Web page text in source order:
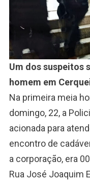
Um dos suspeitos
homem em
Na primeira meia
domingo, 22, a
acionada para
encontro de
a corporação, era
Rua José Joaquim